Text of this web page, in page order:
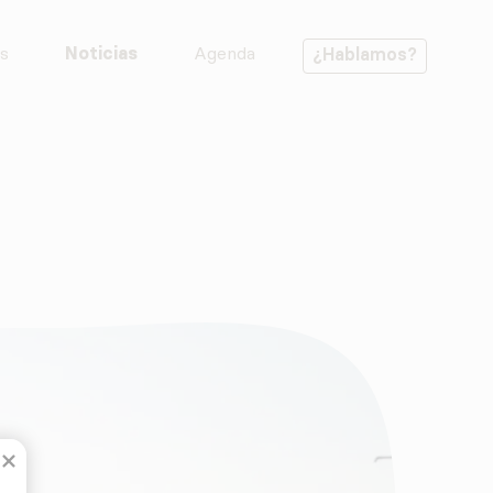
Noticias Agenda ¿Hablamos?